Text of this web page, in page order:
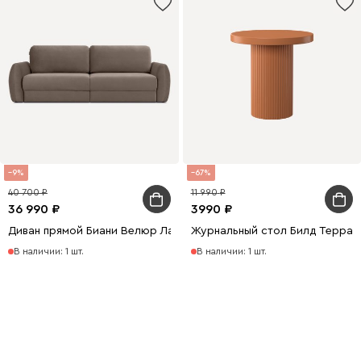
9
36 990
40 700
Диван прямой Биани Велюр Латте
В наличии: 1 шт.
67
3990
11 990
Журнальный стол Билд
В наличии: 1 шт.